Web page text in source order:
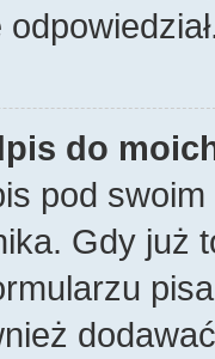
do
pod
Gdy już